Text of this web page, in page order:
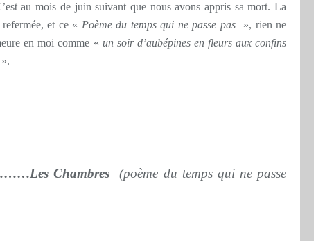
au mois de juin suivant que nous avons appris sa mort. La
et ce « Poème du temps qui ne passe pas», rien ne
en moi comme « un soir d’aubépines en fleurs aux confins
».
Les Chambres(poème du temps qui ne passe